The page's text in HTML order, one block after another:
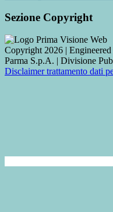
Sezione Copyright
Copyright 2026 |
Parma S.p.A. | Divisione
Disclaimer trattamento dati